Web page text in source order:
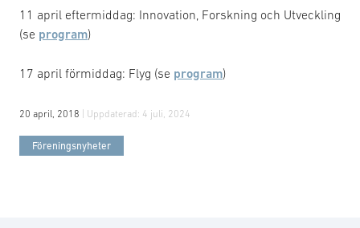
11 april eftermiddag: Innovation, Forskning och Utveckling
(se program)
17 april förmiddag: Flyg (se program)
20 april, 2018 | Uppdaterad: 4 juli, 2024
Föreningsnyheter